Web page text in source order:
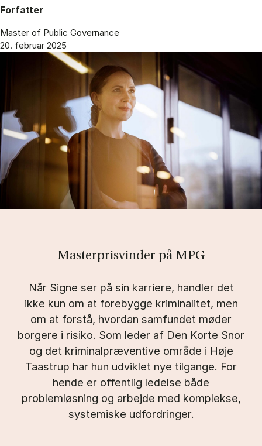
Forfatter
Master of Public Governance
20. februar 2025
Masterprisvinder på MPG
Når Signe ser på sin karriere, handler det
ikke kun om at forebygge kriminalitet, men
om at forstå, hvordan samfundet møder
borgere i risiko. Som leder af Den Korte Snor
og det kriminalpræventive område i Høje
Taastrup har hun udviklet nye tilgange. For
hende er offentlig ledelse både
problemløsning og arbejde med komplekse,
systemiske udfordringer.